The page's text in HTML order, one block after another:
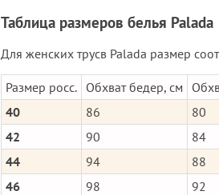
Таблица размеров белья Palada
Для женских трусв Palada размер
Размер росс. Обхват бедер, см
40
86
80
42
90
84
44
94
88
46
98
92